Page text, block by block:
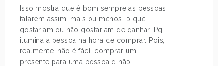
Isso mostra que é bom sempre as pessoas
falarem assim, mais ou menos, o que
gostariam ou não gostariam de ganhar. Pq
ilumina a pessoa na hora de comprar. Pois,
realmente, não é fácil comprar um
presente para uma pessoa q não